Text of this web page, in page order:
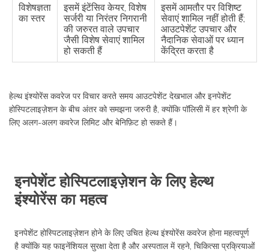
विशेषज्ञता
का स्तर
इसमें इंटेंसिव केयर, विशेष
सर्जरी या निरंतर निगरानी
की जरुरत वाले उपचार
जैसी विशेष सेवाएं शामिल
हो सकती हैं
इसमें आमतौर पर विशिष्ट
सेवाएं शामिल नहीं होती हैं;
आउटपेशेंट उपचार और
नैदानिक ​​सेवाओं पर ध्यान
केंद्रित करता है
हेल्थ इंश्योरेंस कवरेज पर विचार करते समय आउटपेशेंट देखभाल और इनपेशेंट
होस्पिटलाइज़ेशन के बीच अंतर को समझना जरुरी है, क्योंकि पॉलिसी में हर श्रेणी के
लिए अलग-अलग कवरेज लिमिट और बेनिफ़िट हो सकते हैं।
इनपेशेंट होस्पिटलाइज़ेशन के लिए हेल्थ
इंश्योरेंस का महत्व
इनपेशेंट होस्पिटलाइज़ेशन होने के लिए उचित हेल्थ इंश्योरेंस कवरेज होना महत्वपूर्ण
है क्योंकि यह फाइनेंशियल सुरक्षा देता है और अस्पताल में रहने, चिकित्सा प्रक्रियाओं